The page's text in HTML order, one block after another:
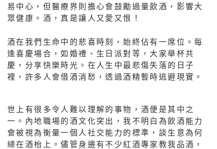
易中心，但醫療界則擔心會鼓勵過量飲酒，影響大
眾健康。酒，真是讓人又愛又恨！
酒在我們生命中的悲喜時刻，始終佔有一席位。每
逢喜慶場合，如婚禮、生日派對等，大家舉杯共
慶，分享快樂時光。在人生中最悲傷失落的日子
裡，許多人會借酒消愁，透過酒精暫時逃避現實。
世上有很多令人難以理解的事物，酒便是其中之
一。內地職場的酒文化突出，我不明白為飲酒能力
會被視為衡量一個人社交能力的標準，談生意為何
總在酒枱上。儘管身邊有不少紅酒專家教我品酒，